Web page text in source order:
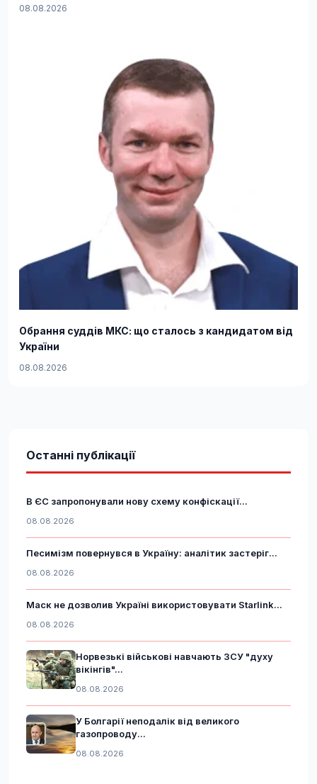
08.08.2026
Обрання суддів МКС: що сталось з кандидатом від
України
08.08.2026
Останні публікації
В ЄС запропонували нову схему конфіскації...
08.08.2026
Песимізм повернувся в Україну: аналітик застеріг...
08.08.2026
Маск не дозволив Україні використовувати Starlink...
08.08.2026
Норвезькі військові навчають ЗСУ "духу
вікінгів"...
08.08.2026
У Болгарії неподалік від великого
газопроводу...
08.08.2026